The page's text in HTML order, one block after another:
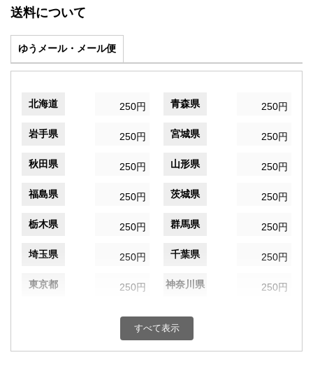
送料について
ゆうメール・メール便
北海道 250円 青森県 250円
岩手県 250円 宮城県 250円
秋田県 250円 山形県 250円
福島県 250円 茨城県 250円
栃木県 250円 群馬県 250円
埼玉県 250円 千葉県 250円
東京都 250円 神奈川県 250円
250円 富山県
すべて表示